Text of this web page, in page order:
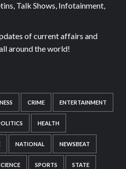
Talk Shows, Infotainment,
of current affairs and
around the world!
CRIME ENTERTAINMENT
HEALTH
NATIONAL NEWSBEAT
SPORTS STATE